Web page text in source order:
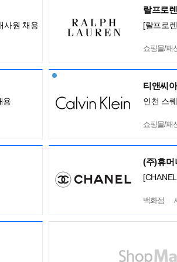
사원 채용
랄프로
[랄프로
쇼핑몰/패
용
티앤씨
인천 스
쇼핑몰/패
(주)휴머
백화점